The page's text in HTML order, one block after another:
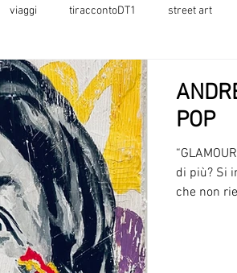
viaggi tiraccontoDT1 street art
POP
di più? Si
che non